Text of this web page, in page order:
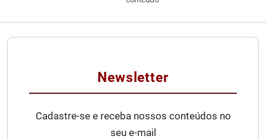
Newsletter
Cadastre-se e receba nossos conteúdos no
seu e-mail